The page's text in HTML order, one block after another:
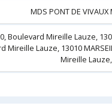
MDS PONT DE VIVAUX
Boulevard Mireille Lauze,
Mireille Lauze, 13010
Mireille Lauze,